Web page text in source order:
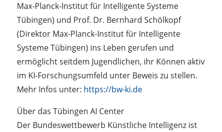
Max-Planck-Institut für Intelligente Systeme
Tübingen) und Prof. Dr. Bernhard Schölkopf
(Direktor Max-Planck-Institut für Intelligente
Systeme Tübingen) ins Leben gerufen und
ermöglicht seitdem Jugendlichen, ihr Können aktiv
im KI-Forschungsumfeld unter Beweis zu stellen.
Mehr Infos unter: https://bw-ki.de
Über das Tübingen AI Center
Der Bundeswettbewerb Künstliche Intelligenz ist